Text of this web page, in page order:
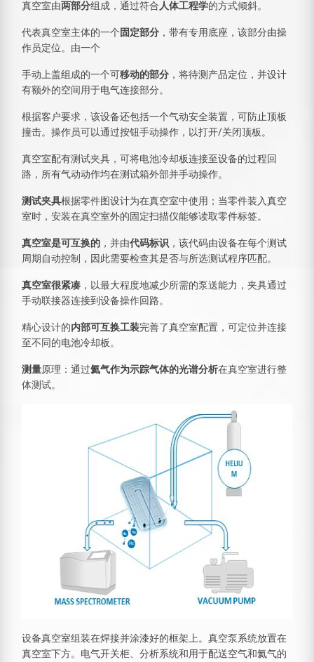
真空室由两部分组成，通过符合 人体工程学的方式倾斜。
代表真空室主体的一个固定部分 ，带有专用底座，该部分由操
作员定位。由一个
手动上盖组成的一个可移动的部分 ，将待测产品定位，并设计
有额外的空间用于电气连接部分。
根据客户要求，该设备还包括一个气动安全装置，可防止顶板
撞击。操作员可以通过按钮手动操作，以打开/关闭顶板。
真空室配有测试夹具，可将电池冷却板连接至设备的过程回
路，所有气动动作均在测试箱外部并手动操作。
测试夹具根据零件图设计为在真空室中使用；当零件装入真空
室时，安装在真空室外的固定扫描仪能够读取零件标签。
真空室是可互换的 ，并由代码标识 ，该代码由设备在每个测试
周期自动控制，因此需要检查其是否与所选测试程序匹配。
真空室很紧凑 ，以最大程度地减少所需的泵送能力，夹具通过
手动联接器连接到设备操作回路。
精心设计的内部可互换工装完善了真空室配置，可定位并连接
至不同的电池冷却板。
测量原理：通过氦气作为示踪气体的光谱分析在真空室进行整
体测试。
设备真空室组装在焊接并涂漆好的框架上。真空泵系统放置在
真空室下方。电气开关柜、分析系统和用于配送空气和氦气的